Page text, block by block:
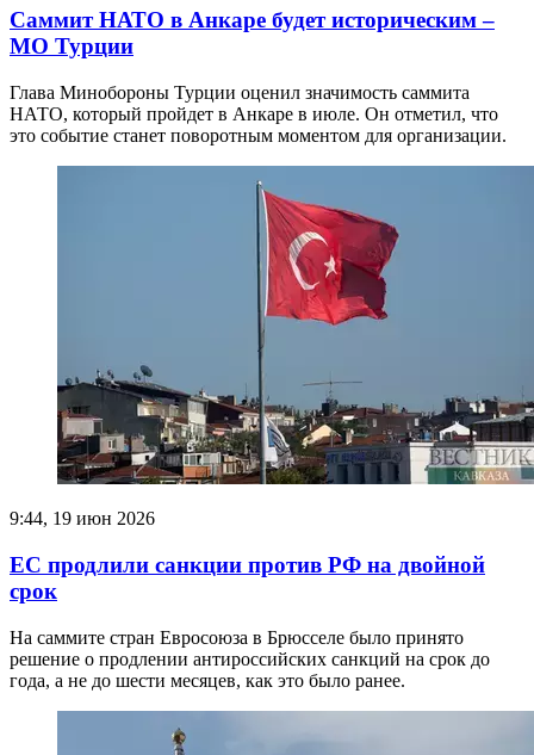
Саммит НАТО в Анкаре будет историческим –
МО Турции
Глава Минобороны Турции оценил значимость саммита
НАТО, который пройдет в Анкаре в июле. Он отметил, что
это событие станет поворотным моментом для организации.
9:44, 19 июн 2026
ЕС продлили санкции против РФ на двойной
срок
На саммите стран Евросоюза в Брюсселе было принято
решение о продлении антироссийских санкций на срок до
года, а не до шести месяцев, как это было ранее.